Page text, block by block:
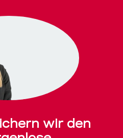
wir den